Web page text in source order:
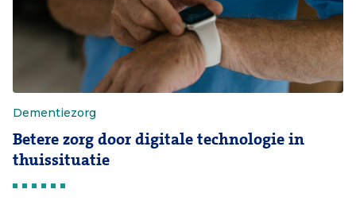
Dementiezorg
Betere zorg door digitale technologie in
thuissituatie